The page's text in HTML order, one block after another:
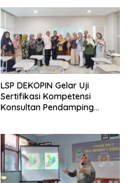
LSP DEKOPIN Gelar Uji
Sertifikasi Kompetensi
Konsultan Pendamping